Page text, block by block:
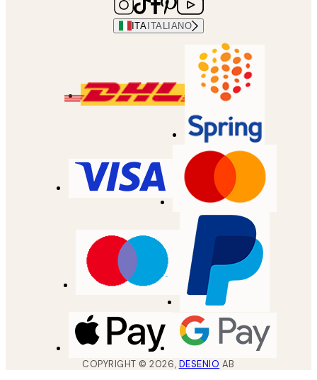
ITA ITALIANO
COPYRIGHT ©2026, DESENIO AB